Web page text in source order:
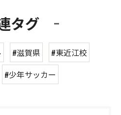
タグ
#滋賀県
#東近江校
#少年サッカー